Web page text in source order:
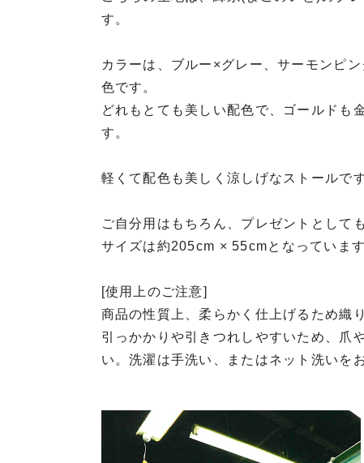
す。
カラーは、ブルー×グレー、サーモンピ
色です。
どれもとても美しい配色で、ゴールドも
す。
軽くて配色も美しく涼しげなストールです
ご自分用はもちろん、プレゼントとして
サイズは約205cm × 55cmとなっています
[使用上のご注意]
商品の性質上、柔らかく仕上げるため織
引っかかりや引きつれしやすいため、爪
い。洗濯は手洗い、またはネット洗いを